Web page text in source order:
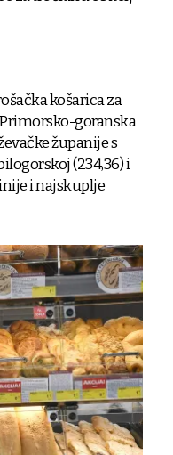
košarica za
Primorsko-goranska
županije s
(234,36) i
i najskuplje